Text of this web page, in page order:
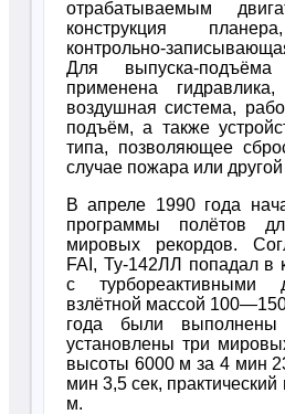
отрабатываемым
конструкция
контрольно-
Для выпуска-
применена
воздушная система,
подъём, а также
типа, позволяющее
случае пожара или
В апреле 1990 года
программы полётов
мировых рекордов.
FAI, Ту-142ЛЛ попадал в
с турбореактивными
взлётной массой
года были
установлены три
высоты 6000 м за 4 мин
мин 3,5 сек,
м.